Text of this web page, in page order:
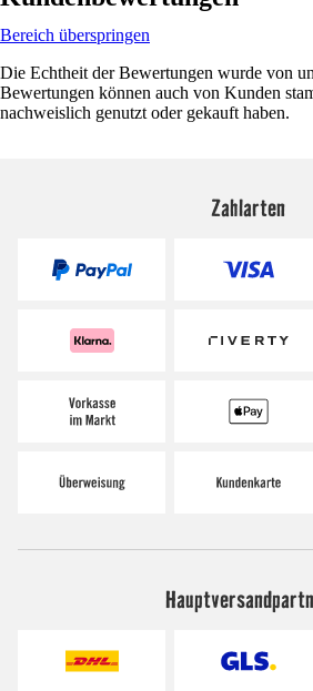
Bereich überspringen
Die Echtheit der Bewertungen wurde von
Bewertungen können auch von Kunden
nachweislich genutzt oder gekauft haben.
Zahlarten